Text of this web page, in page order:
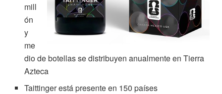
mill
ón
y
me
dio de botellas se distribuyen anualmente en Tierra
Azteca
Taittinger está presente en 150 países